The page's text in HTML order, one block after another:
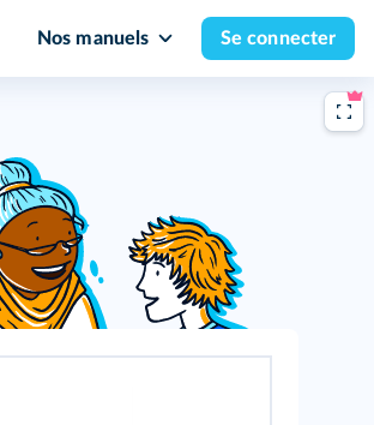
Nos manuels Se connecter